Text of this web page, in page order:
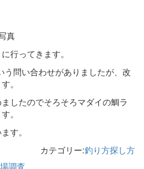
行ってきます。
う問い合わせがありましたが、改
。
したのでそろそろマダイの鯛ラ
。
す。
カテゴリー:釣り方探し方
調査